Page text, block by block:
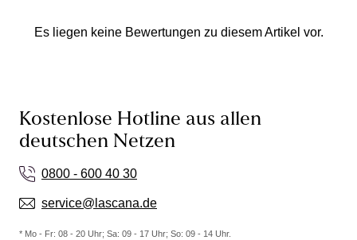
Es liegen keine Bewertungen zu diesem Artikel vor.
Kostenlose Hotline aus allen
deutschen Netzen
0800 - 600 40 30
service@lascana.de
* Mo - Fr: 08 - 20 Uhr; Sa: 09 - 17 Uhr; So: 09 - 14 Uhr.